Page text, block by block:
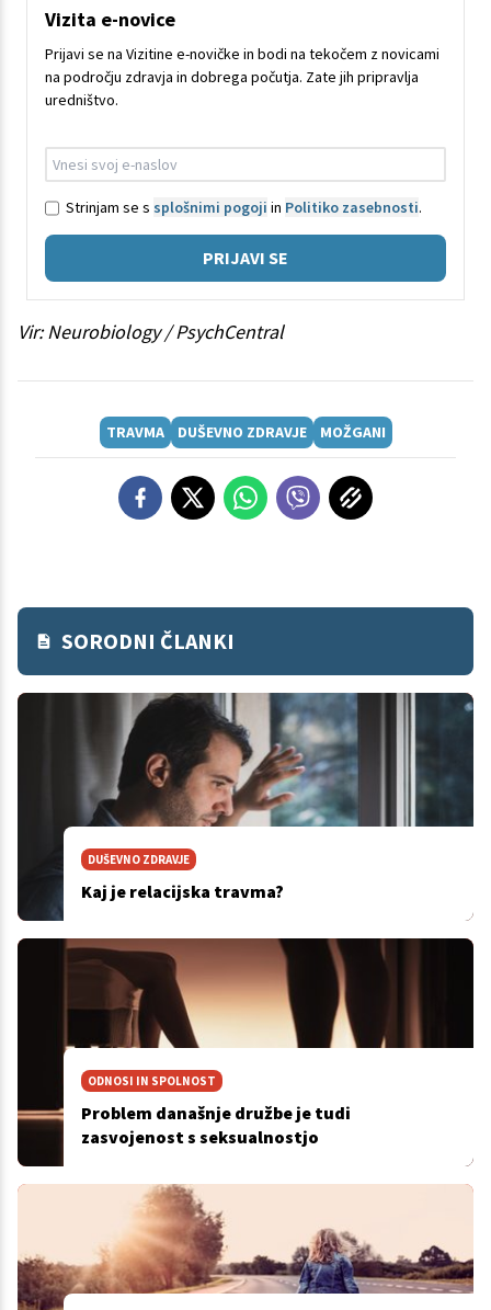
Vizita e-novice
Prijavi se na Vizitine e-novičke in bodi na tekočem z novicami
na področju zdravja in dobrega počutja. Zate jih pripravlja
uredništvo.
Strinjam se s splošnimi pogoji in Politiko zasebnosti.
PRIJAVI SE
Vir: Neurobiology / PsychCentral
TRAVMA DUŠEVNO ZDRAVJE MOŽGANI
SORODNI ČLANKI
DUŠEVNO ZDRAVJE
Kaj je relacijska travma?
ODNOSI IN SPOLNOST
Problem današnje družbe je tudi
zasvojenost s seksualnostjo